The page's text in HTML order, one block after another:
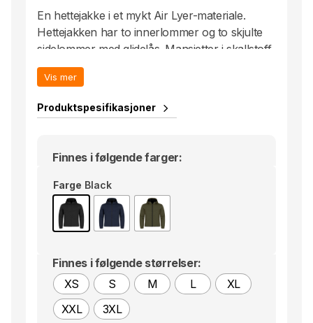
En hettejakke i et mykt Air Lyer-materiale.
Hettejakken har to innerlommer og to skjulte
sidelommer med glidelås. Mansjetter i skallstoff,
nederkant med elastisk tape. Låsbar snøring til
den justerbare hetten. Polyesteren som er
etikett for rebranding.
Vis mer
Produktspesifikasjoner
Finnes i følgende farger:
Farge Black
Finnes i følgende størrelser:
XS
S M L
XL
XXL
3XL